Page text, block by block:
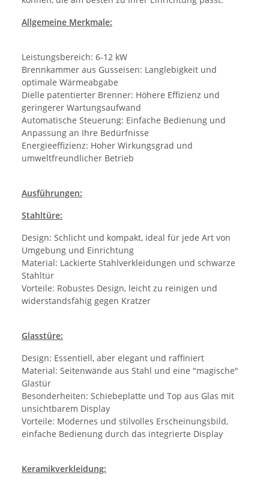
Allgemeine Merkmale:
Leistungsbereich: 6-12 kW
Brennkammer aus Gusseisen: Langlebigkeit und
optimale Wärmeabgabe
Dielle patentierter Brenner: Höhere Effizienz und
geringerer Wartungsaufwand
Automatische Steuerung: Einfache Bedienung und
Anpassung an Ihre Bedürfnisse
Energieeffizienz: Hoher Wirkungsgrad und
umweltfreundlicher Betrieb
Ausführungen:
Stahltüre:
Design: Schlicht und kompakt, ideal für jede Art von
Umgebung und Einrichtung
Material: Lackierte Stahlverkleidungen und schwarze
Stahltür
Vorteile: Robustes Design, leicht zu reinigen und
widerstandsfähig gegen Kratzer
Glasstüre:
Design: Essentiell, aber elegant und raffiniert
Material: Seitenwände aus Stahl und eine "magische"
Glastür
Besonderheiten: Schiebeplatte und Top aus Glas mit
unsichtbarem Display
Vorteile: Modernes und stilvolles Erscheinungsbild,
einfache Bedienung durch das integrierte Display
Keramikverkleidung: